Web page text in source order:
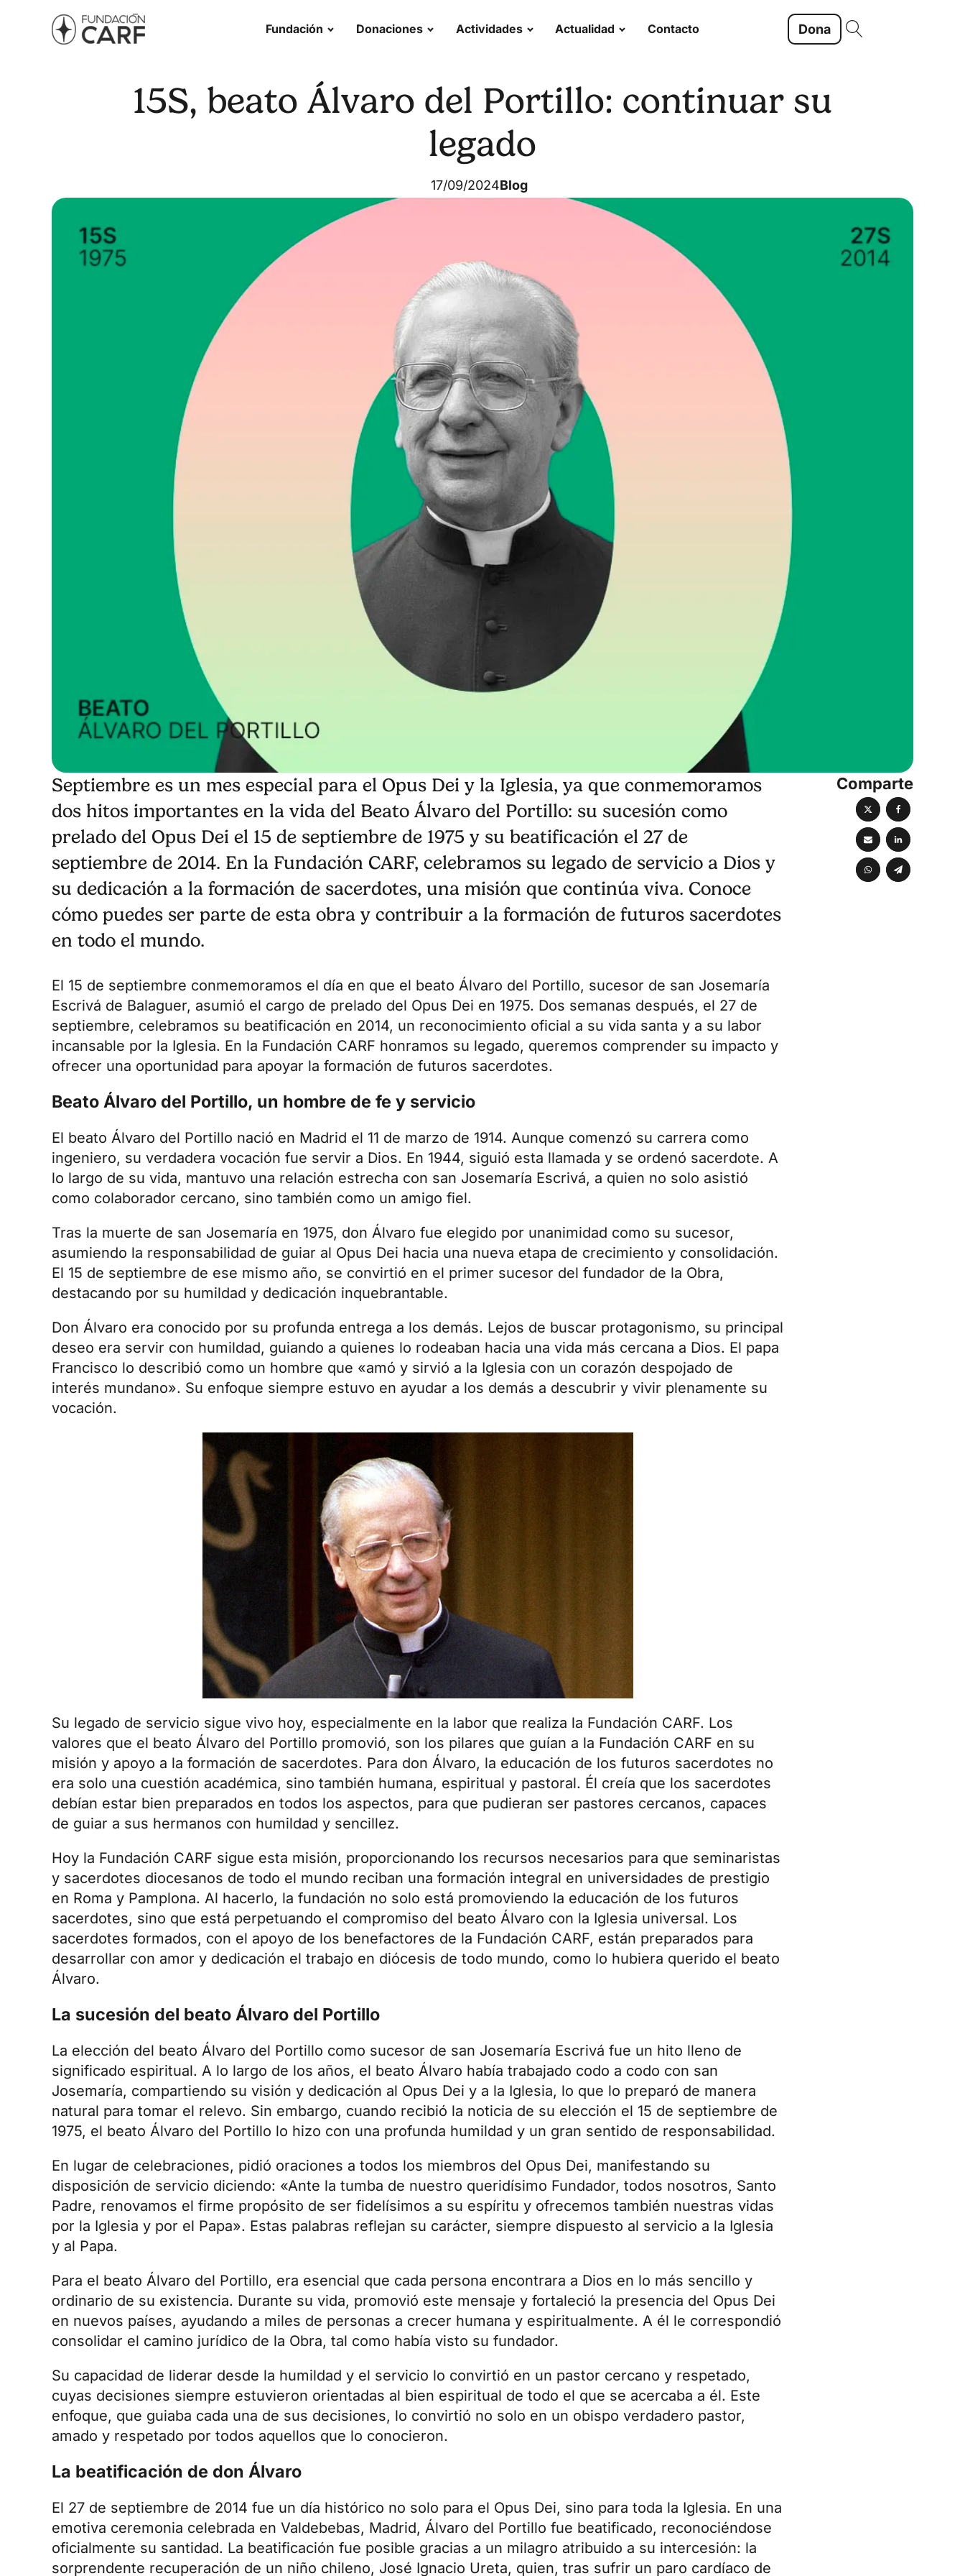
Fundación Donaciones Actividades Actualidad Contacto Dona
15S, beato Álvaro del Portillo: continuar su
legado
17/09/2024Blog
Septiembre es un mes especial para el Opus Dei y la Iglesia, ya que conmemoramos
dos hitos importantes en la vida del Beato Álvaro del Portillo: su sucesión como
prelado del Opus Dei el 15 de septiembre de 1975 y su beatificación el 27 de
septiembre de 2014. En la Fundación CARF, celebramos su legado de servicio a Dios y
su dedicación a la formación de sacerdotes, una misión que continúa viva. Conoce
cómo puedes ser parte de esta obra y contribuir a la formación de futuros sacerdotes
en todo el mundo.
El 15 de septiembre conmemoramos el día en que el beato Álvaro del Portillo, sucesor de san Josemaría
Escrivá de Balaguer, asumió el cargo de prelado del Opus Dei en 1975. Dos semanas después, el 27 de
septiembre, celebramos su beatificación en 2014, un reconocimiento oficial a su vida santa y a su labor
incansable por la Iglesia. En la Fundación CARF honramos su legado, queremos comprender su impacto y
ofrecer una oportunidad para apoyar la formación de futuros sacerdotes.
Beato Álvaro del Portillo, un hombre de fe y servicio
El beato Álvaro del Portillo nació en Madrid el 11 de marzo de 1914. Aunque comenzó su carrera como
ingeniero, su verdadera vocación fue servir a Dios. En 1944, siguió esta llamada y se ordenó sacerdote. A
lo largo de su vida, mantuvo una relación estrecha con san Josemaría Escrivá, a quien no solo asistió
como colaborador cercano, sino también como un amigo fiel.
Tras la muerte de san Josemaría en 1975, don Álvaro fue elegido por unanimidad como su sucesor,
asumiendo la responsabilidad de guiar al Opus Dei hacia una nueva etapa de crecimiento y consolidación.
El 15 de septiembre de ese mismo año, se convirtió en el primer sucesor del fundador de la Obra,
destacando por su humildad y dedicación inquebrantable.
Don Álvaro era conocido por su profunda entrega a los demás. Lejos de buscar protagonismo, su principal
deseo era servir con humildad, guiando a quienes lo rodeaban hacia una vida más cercana a Dios. El papa
Francisco lo describió como un hombre que «amó y sirvió a la Iglesia con un corazón despojado de
interés mundano». Su enfoque siempre estuvo en ayudar a los demás a descubrir y vivir plenamente su
vocación.
Su legado de servicio sigue vivo hoy, especialmente en la labor que realiza la Fundación CARF. Los
valores que el beato Álvaro del Portillo promovió, son los pilares que guían a la Fundación CARF en su
misión y apoyo a la formación de sacerdotes. Para don Álvaro, la educación de los futuros sacerdotes no
era solo una cuestión académica, sino también humana, espiritual y pastoral. Él creía que los sacerdotes
debían estar bien preparados en todos los aspectos, para que pudieran ser pastores cercanos, capaces
de guiar a sus hermanos con humildad y sencillez.
Hoy la Fundación CARF sigue esta misión, proporcionando los recursos necesarios para que seminaristas
y sacerdotes diocesanos de todo el mundo reciban una formación integral en universidades de prestigio
en Roma y Pamplona. Al hacerlo, la fundación no solo está promoviendo la educación de los futuros
sacerdotes, sino que está perpetuando el compromiso del beato Álvaro con la Iglesia universal. Los
sacerdotes formados, con el apoyo de los benefactores de la Fundación CARF, están preparados para
desarrollar con amor y dedicación el trabajo en diócesis de todo mundo, como lo hubiera querido el beato
Álvaro.
La sucesión del beato Álvaro del Portillo
La elección del beato Álvaro del Portillo como sucesor de san Josemaría Escrivá fue un hito lleno de
significado espiritual. A lo largo de los años, el beato Álvaro había trabajado codo a codo con san
Josemaría, compartiendo su visión y dedicación al Opus Dei y a la Iglesia, lo que lo preparó de manera
natural para tomar el relevo. Sin embargo, cuando recibió la noticia de su elección el 15 de septiembre de
1975, el beato Álvaro del Portillo lo hizo con una profunda humildad y un gran sentido de responsabilidad.
En lugar de celebraciones, pidió oraciones a todos los miembros del Opus Dei, manifestando su
disposición de servicio diciendo: «Ante la tumba de nuestro queridísimo Fundador, todos nosotros, Santo
Padre, renovamos el firme propósito de ser fidelísimos a su espíritu y ofrecemos también nuestras vidas
por la Iglesia y por el Papa». Estas palabras reflejan su carácter, siempre dispuesto al servicio a la Iglesia
y al Papa.
Para el beato Álvaro del Portillo, era esencial que cada persona encontrara a Dios en lo más sencillo y
ordinario de su existencia. Durante su vida, promovió este mensaje y fortaleció la presencia del Opus Dei
en nuevos países, ayudando a miles de personas a crecer humana y espiritualmente. A él le correspondió
consolidar el camino jurídico de la Obra, tal como había visto su fundador.
Su capacidad de liderar desde la humildad y el servicio lo convirtió en un pastor cercano y respetado,
cuyas decisiones siempre estuvieron orientadas al bien espiritual de todo el que se acercaba a él. Este
enfoque, que guiaba cada una de sus decisiones, lo convirtió no solo en un obispo verdadero pastor,
amado y respetado por todos aquellos que lo conocieron.
La beatificación de don Álvaro
El 27 de septiembre de 2014 fue un día histórico no solo para el Opus Dei, sino para toda la Iglesia. En una
emotiva ceremonia celebrada en Valdebebas, Madrid, Álvaro del Portillo fue beatificado, reconociéndose
oficialmente su santidad. La beatificación fue posible gracias a un milagro atribuido a su intercesión: la
sorprendente recuperación de un niño chileno, José Ignacio Ureta, quien, tras sufrir un paro cardíaco de
Comparte